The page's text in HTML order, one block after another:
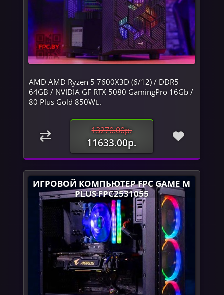
AMD AMD Ryzen 5 7600X3D (6/12) / DDR5
64GB / NVIDIA GF RTX 5080 GamingPro 16Gb /
80 Plus Gold 850Wt..
13270.00р.
11633.00р.
ИГРОВОЙ КОМПЬЮТЕР FPC GAME M
PLUS FPC2531055